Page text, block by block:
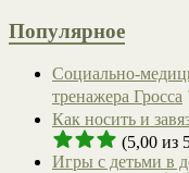
Популярное
Социально-
тренажера Гросса
Как носить и
(5,00 из
Игры с детьми в